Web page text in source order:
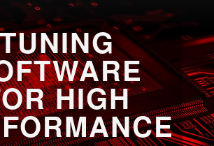
TUNING
HIGH